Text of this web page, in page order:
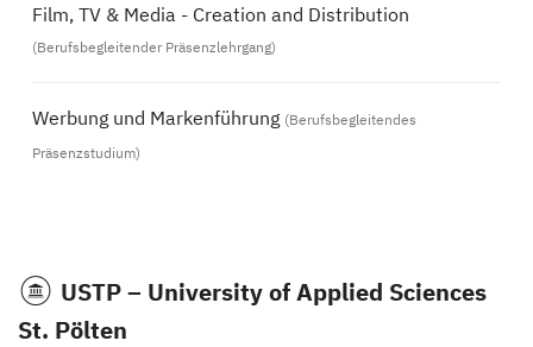
Film, TV & Media - Creation and Distribution
(Berufsbegleitender Präsenzlehrgang)
Werbung und Markenführung (Berufsbegleitendes
Präsenzstudium)
USTP – University of Applied Sciences
St. Pölten